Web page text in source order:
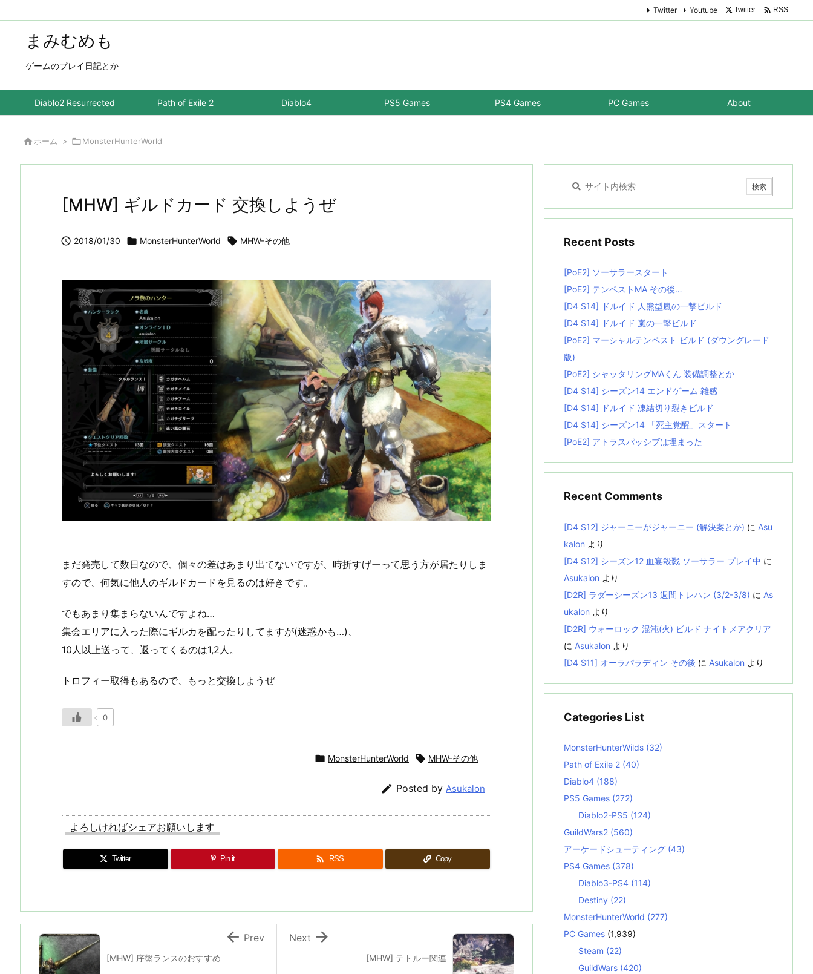
まみむめも
ゲームのプレイ日記とか
Diablo2 Resurrected Path of Exile 2 Diablo4 PS5 Games PS4 Games PC Games About
Twitter Youtube Twitter  RSS
 ホーム > MonsterHunterWorld
[MHW] ギルドカード 交換しようぜ
 2018/01/30  MonsterHunterWorld  MHW-その他
まだ発売して数日なので、個々の差はあまり出てないですが、時折すげーって思う方が居たりしま
すので、何気に他人のギルドカードを見るのは好きです。
でもあまり集まらないんですよね…
集会エリアに入った際にギルカを配ったりしてますが(迷惑かも…)、
10人以上送って、返ってくるのは1,2人。
トロフィー取得もあるので、もっと交換しようぜ
0
 MonsterHunterWorld  MHW-その他
 Posted by Asukalon
よろしければシェアお願いします
Twitter Pin it  RSS Copy
[MHW] テトルー関連

Next
[MHW] 序盤ランスのおすすめ
 Prev
Recent Posts
[PoE2] ソーサラースタート
[PoE2] テンペストMA その後…
[D4 S14] ドルイド 人熊型嵐の一撃ビルド
[D4 S14] ドルイド 嵐の一撃ビルド
[PoE2] マーシャルテンペスト ビルド (ダウングレード
版)
[PoE2] シャッタリングMAくん 装備調整とか
[D4 S14] シーズン14 エンドゲーム 雑感
[D4 S14] ドルイド 凍結切り裂きビルド
[D4 S14] シーズン14 「死主覚醒」スタート
[PoE2] アトラスパッシブは埋まった
Recent Comments
[D4 S12] ジャーニーがジャーニー (解決案とか) に Asu
kalon より
[D4 S12] シーズン12 血宴殺戮 ソーサラー プレイ中 に
Asukalon より
[D2R] ラダーシーズン13 週間トレハン (3/2-3/8) に As
ukalon より
[D2R] ウォーロック 混沌(火) ビルド ナイトメアクリア
に Asukalon より
[D4 S11] オーラパラディン その後 に Asukalon より
Categories List
MonsterHunterWilds (32)
Path of Exile 2 (40)
Diablo4 (188)
PS5 Games (272)
Diablo2-PS5 (124)
GuildWars2 (560)
アーケードシューティング (43)
PS4 Games (378)
Diablo3-PS4 (114)
Destiny (22)
MonsterHunterWorld (277)
PC Games (1,939)
Steam (22)
GuildWars (420)